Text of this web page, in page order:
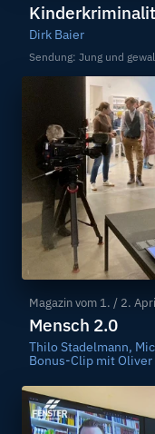
Dirk Baier
Sendung: Jung und
Magazin vom 1. / 2.
Mensch 2.0
Thilo Stadelmann,
Bonus-Clip mit Oliver